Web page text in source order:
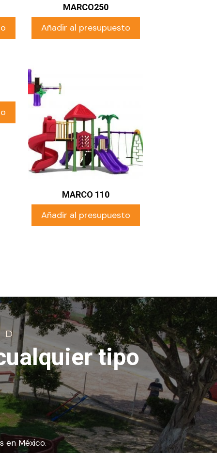
MARCO250
Añadir al presupuesto
MARCO 110
Añadir al presupuesto
tipo
en México.